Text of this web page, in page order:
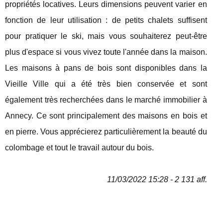
propriétés locatives. Leurs dimensions peuvent varier en
fonction de leur utilisation : de petits chalets suffisent
pour pratiquer le ski, mais vous souhaiterez peut-être
plus d'espace si vous vivez toute l'année dans la maison.
Les maisons à pans de bois sont disponibles dans la
Vieille Ville qui a été très bien conservée et sont
également très recherchées dans le marché immobilier à
Annecy. Ce sont principalement des maisons en bois et
en pierre. Vous apprécierez particulièrement la beauté du
colombage et tout le travail autour du bois.
11/03/2022 15:28 - 2 131 aff.